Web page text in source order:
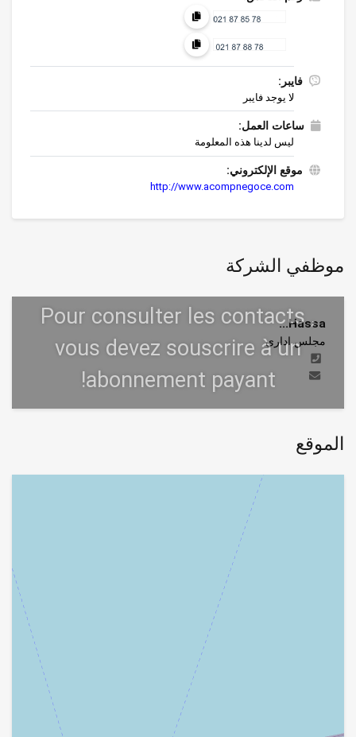
فايبر:
لا يوجد فايبر
ساعات العمل:
ليس لدينا هذه المعلومة
موقع الإلكتروني:
http://www.acompnegoce.com
موظفي الشركة
Hassa...
مجلس اداري
الموقع